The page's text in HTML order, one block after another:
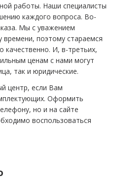
работы. Наши специалисты
каждого вопроса. Во-
Мы с уважением
поэтому стараемся
И, в-третьих,
ценам с нами могут
так и юридические.
центр, если Вам
Оформить
но и на сайте
воспользоваться